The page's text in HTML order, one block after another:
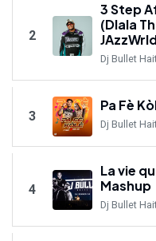
2
3 Step
(Dlala
Dj Bullet
3
Pa Fè
Dj Bullet
4
La vie
Mashup
Dj Bullet